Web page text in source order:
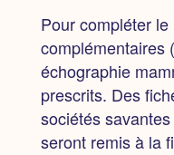
Pour compléter
complémentaires
échographie
prescrits. Des
sociétés
seront remis à la